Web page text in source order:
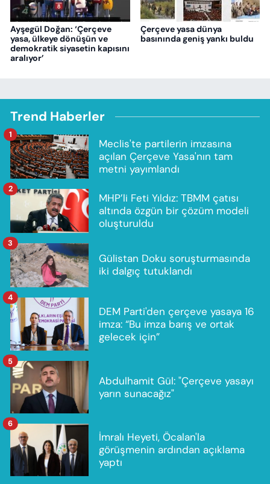
Ayşegül Doğan: ‘Çerçeve
yasa, ülkeye dönüşün ve
demokratik siyasetin kapısını
aralıyor’
Çerçeve yasa dünya
basınında geniş yankı buldu
Trend Haberler
Meclis'te partilerin imzasına
açılan Çerçeve Yasa'nın tam
metni yayımlandı
1
MHP’li Feti Yıldız: TBMM çatısı
altında özgün bir çözüm modeli
oluşturuldu
2
Gülistan Doku soruşturmasında
iki dalgıç tutuklandı
3
DEM Parti'den çerçeve yasaya 16
imza: “Bu imza barış ve ortak
gelecek için”
4
Abdulhamit Gül: "Çerçeve yasayı
yarın sunacağız"
5
İmralı Heyeti, Öcalan'la
görüşmenin ardından açıklama
yaptı
6